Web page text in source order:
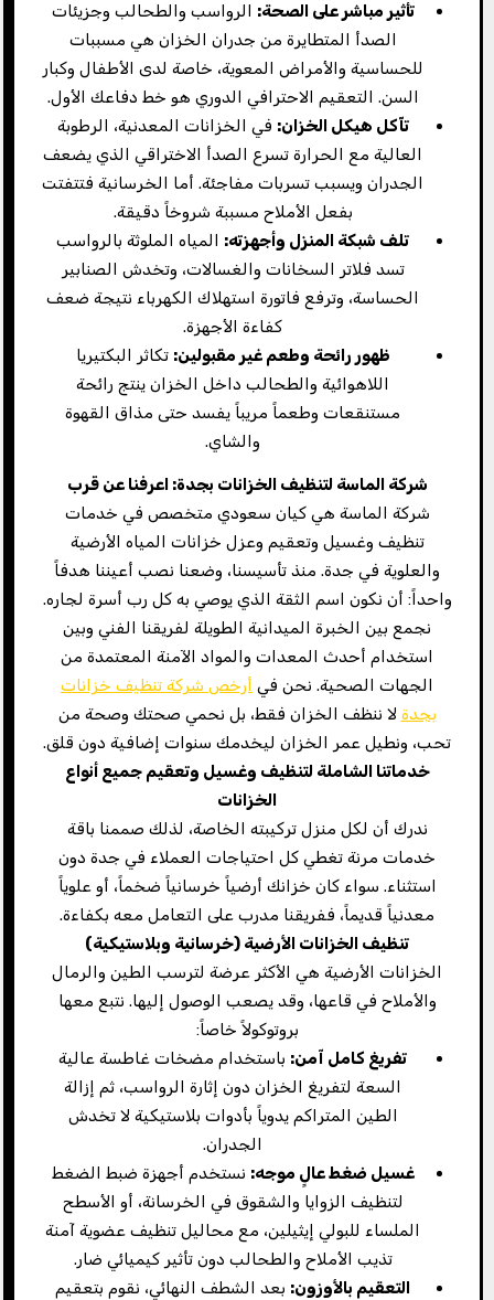
تأثير مباشر على الصحة: الرواسب والطحالب وجزيئات
الصدأ المتطايرة من جدران الخزان هي مسببات
للحساسية والأمراض المعوية، خاصة لدى الأطفال وكبار
السن. التعقيم الاحترافي الدوري هو خط دفاعك الأول.
تآكل هيكل الخزان: في الخزانات المعدنية، الرطوبة
العالية مع الحرارة تسرع الصدأ الاختراقي الذي يضعف
الجدران ويسبب تسربات مفاجئة. أما الخرسانية فتتفتت
بفعل الأملاح مسببة شروخاً دقيقة.
تلف شبكة المنزل وأجهزته: المياه الملوثة بالرواسب
تسد فلاتر السخانات والغسالات، وتخدش الصنابير
الحساسة، وترفع فاتورة استهلاك الكهرباء نتيجة ضعف
كفاءة الأجهزة.
ظهور رائحة وطعم غير مقبولين: تكاثر البكتيريا
اللاهوائية والطحالب داخل الخزان ينتج رائحة
مستنقعات وطعماً مريباً يفسد حتى مذاق القهوة
والشاي.
شركة الماسة لتنظيف الخزانات بجدة: اعرفنا عن قرب
شركة الماسة هي كيان سعودي متخصص في خدمات
تنظيف وغسيل وتعقيم وعزل خزانات المياه الأرضية
والعلوية في جدة. منذ تأسيسنا، وضعنا نصب أعيننا هدفاً
واحداً: أن نكون اسم الثقة الذي يوصي به كل رب أسرة لجاره.
نجمع بين الخبرة الميدانية الطويلة لفريقنا الفني وبين
استخدام أحدث المعدات والمواد الآمنة المعتمدة من
الجهات الصحية. نحن في أرخص شركة تنظيف خزانات
بجدة لا ننظف الخزان فقط، بل نحمي صحتك وصحة من
تحب، ونطيل عمر الخزان ليخدمك سنوات إضافية دون قلق.
خدماتنا الشاملة لتنظيف وغسيل وتعقيم جميع أنواع
الخزانات
ندرك أن لكل منزل تركيبته الخاصة، لذلك صممنا باقة
خدمات مرنة تغطي كل احتياجات العملاء في جدة دون
استثناء. سواء كان خزانك أرضياً خرسانياً ضخماً، أو علوياً
معدنياً قديماً، ففريقنا مدرب على التعامل معه بكفاءة.
تنظيف الخزانات الأرضية (خرسانية وبلاستيكية)
الخزانات الأرضية هي الأكثر عرضة لترسب الطين والرمال
والأملاح في قاعها، وقد يصعب الوصول إليها. نتبع معها
بروتوكولاً خاصاً:
تفريغ كامل آمن: باستخدام مضخات غاطسة عالية
السعة لتفريغ الخزان دون إثارة الرواسب، ثم إزالة
الطين المتراكم يدوياً بأدوات بلاستيكية لا تخدش
الجدران.
غسيل ضغط عالٍ موجه: نستخدم أجهزة ضبط الضغط
لتنظيف الزوايا والشقوق في الخرسانة، أو الأسطح
الملساء للبولي إيثيلين، مع محاليل تنظيف عضوية آمنة
تذيب الأملاح والطحالب دون تأثير كيميائي ضار.
التعقيم بالأوزون: بعد الشطف النهائي، نقوم بتعقيم